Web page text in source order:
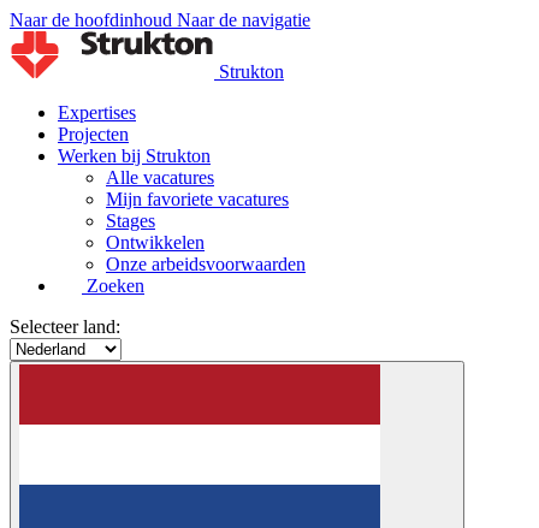
Naar de hoofdinhoud Naar de navigatie
Strukton
Expertises
Projecten
Werken bij Strukton
Alle vacatures
Mijn favoriete vacatures
Stages
Ontwikkelen
Onze arbeidsvoorwaarden
Zoeken
Selecteer land: